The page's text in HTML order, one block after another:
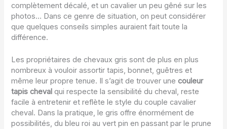
complètement décalé, et un cavalier un peu gêné sur les
photos… Dans ce genre de situation, on peut considérer
que quelques conseils simples auraient fait toute la
différence.
Les propriétaires de chevaux gris sont de plus en plus
nombreux à vouloir assortir tapis, bonnet, guêtres et
même leur propre tenue. Il s’agit de trouver unecouleur
tapis cheval qui respecte la sensibilité du cheval, reste
facile à entretenir et reflète le style du couple cavalier
cheval. Dans la pratique, le gris offre énormément de
possibilités, du bleu roi au vert pin en passant par le prune